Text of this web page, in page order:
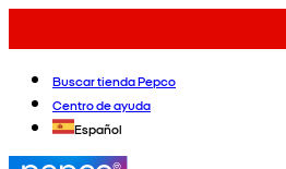
Buscar tienda Pepco
Centro de ayuda
Español